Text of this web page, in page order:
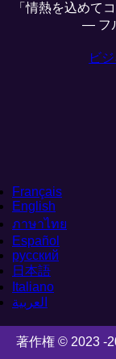
「情熱を込めて
— フ
ビ
Français
English
ภาษาไทย
Español
русский
日本語
Italiano
العربية
著作権 © 2023 -